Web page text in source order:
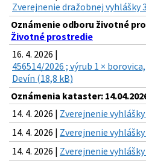
Zverejnenie dražobnej vyhlášky
Oznámenie odboru životné
Životné prostredie
16. 4. 2026 |
456514/2026 ; výrub 1 ×
Devín (18,8 kB)
Oznámenia kataster:
14. 4. 2026 | Zverejnenie
14. 4. 2026 | Zverejnenie vyhlášky
14. 4. 2026 | Zverejnenie vyhlášky